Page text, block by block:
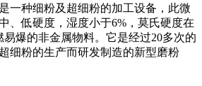
一种细粉及超细粉的加工设备，此微
、低硬度，湿度小于6%，莫氏硬度在
易爆的非金属物料。它是经过20多次的
细粉的生产而研发制造的新型磨粉